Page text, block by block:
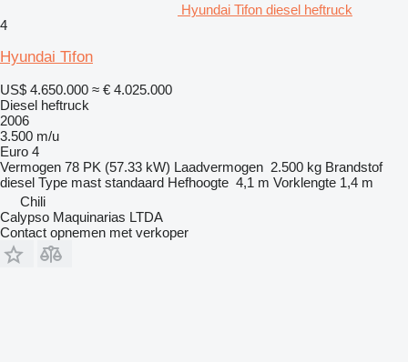
Hyundai Tifon diesel heftruck
4
Hyundai Tifon
US$ 4.650.000 ≈ € 4.025.000
Diesel heftruck
2006
3.500 m/u
Euro 4
Vermogen 78 PK (57.33 kW) Laadvermogen 2.500 kg Brandstof
diesel Type mast standaard Hefhoogte 4,1 m Vorklengte 1,4 m
Chili
Calypso Maquinarias LTDA
Contact opnemen met verkoper